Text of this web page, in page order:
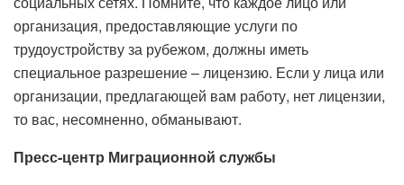
организация, предоставляющие услуги по
трудоустройству за рубежом, должны иметь
специальное разрешение – лицензию. Если у лица или
организации, предлагающей вам работу, нет лицензии,
то вас, несомненно, обманывают.
Пресс-центр Миграционной службы